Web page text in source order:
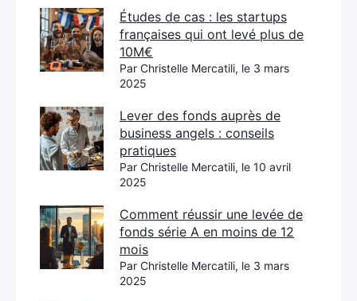
Études de cas : les startups
françaises qui ont levé plus de
10M€
Par Christelle Mercatili, le 3 mars
2025
Lever des fonds auprès de
business angels : conseils
pratiques
Par Christelle Mercatili, le 10 avril
2025
Comment réussir une levée de
fonds série A en moins de 12
mois
Par Christelle Mercatili, le 3 mars
2025